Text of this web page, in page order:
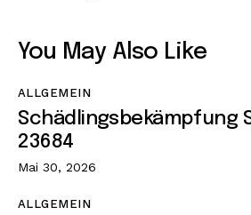
You May Also Like
ALLGEMEIN
Schädlingsbekämpfung
23684
Mai 30, 2026
ALLGEMEIN